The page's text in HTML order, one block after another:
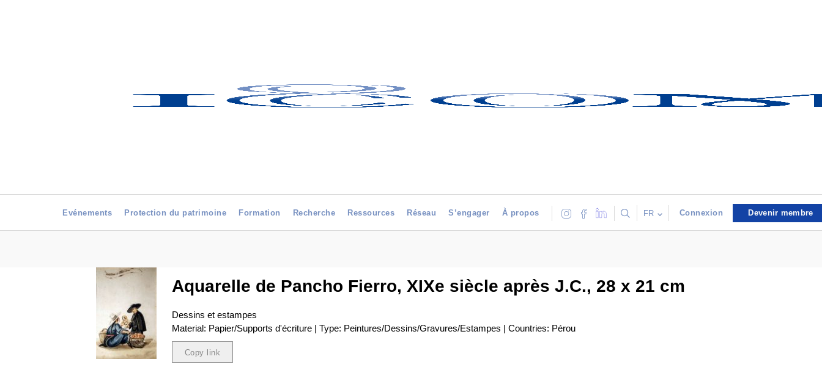
Evénements Protection du patrimoine Formation Recherche Ressources Réseau S’engager À propos FR Connexion Devenir membre
Aquarelle de Pancho Fierro, XIXe siècle après J.C., 28 x 21 cm
Dessins et estampes
Material: Papier/Supports d'écriture | Type: Peintures/Dessins/Gravures/Estampes | Countries: Pérou
Copy link